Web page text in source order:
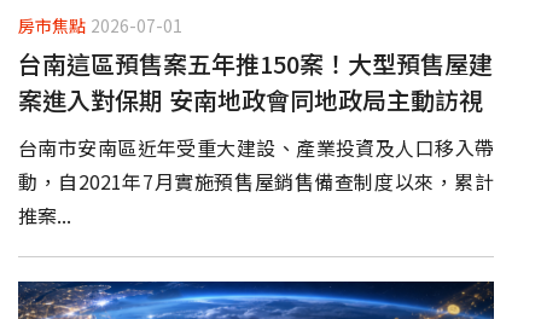
房市焦點 2026-07-01
台南這區預售案五年推150案！大型預售屋建
案進入對保期 安南地政會同地政局主動訪視
台南市安南區近年受重大建設、產業投資及人口移入帶
動，自2021年7月實施預售屋銷售備查制度以來，累計
推案...